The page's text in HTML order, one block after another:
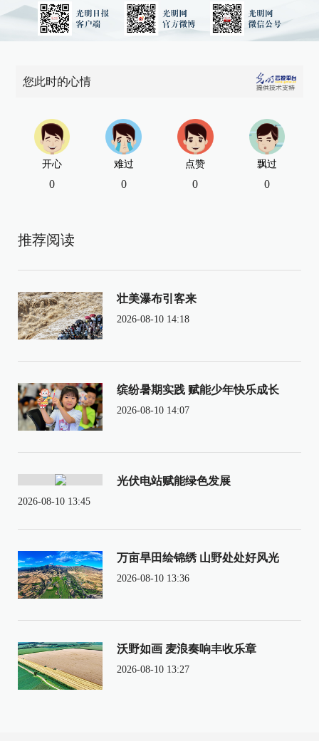
您此时的心情
开心
0
难过
0
点赞
0
飘过
0
推荐阅读
壮美瀑布引客来
2026-08-10 14:18
缤纷暑期实践 赋能少年快乐成长
2026-08-10 14:07
光伏电站赋能绿色发展
2026-08-10 13:45
万亩旱田绘锦绣 山野处处好风光
2026-08-10 13:36
沃野如画 麦浪奏响丰收乐章
2026-08-10 13:27